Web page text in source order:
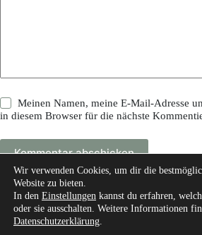
Meinen Namen, meine E-Mail-Adresse
in diesem Browser für die nächste
Kommentar abschicken
Start Über mich
Wir verwenden Cookies, um dir die
Website zu bieten.
In den Einstellungen kannst du erfahren,
oder sie ausschalten. Weitere Informationen
Datenschutzerklärung.